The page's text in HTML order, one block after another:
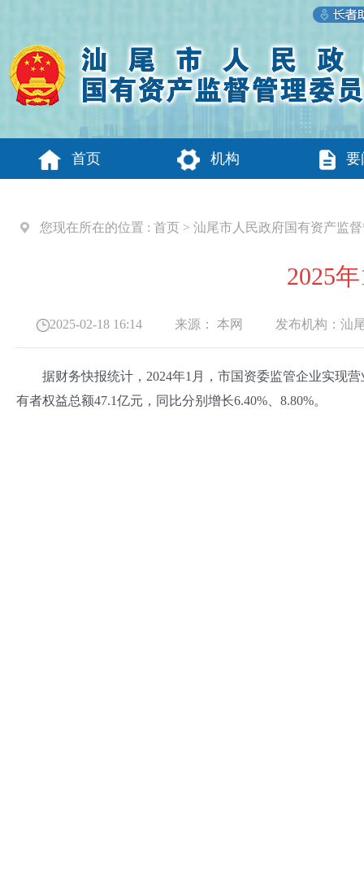
首页 机构 要
您现在所在的位置 : 首页 > 汕尾市人民政府国有资产监
2025
2025-02-18 16:14 来源： 本网 发布机构： 汕
据财务快报统计，2024年1月，市国资委监管企业实现营
有者权益总额47.1亿元，同比分别增长6.40%、8.80%。